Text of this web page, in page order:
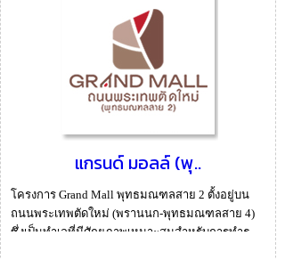
แกรนด์ มอลล์ (พุ..
โครงการ Grand Mall พุทธมณฑลสาย 2 ตั้งอยู่บน
ถนนพระเทพตัดใหม่ (พรานนก-พุทธมณฑลสาย 4)
ซึ่งเป็นทำเลที่มีศักยภาพเหมาะสมสำหรับการทำธุ